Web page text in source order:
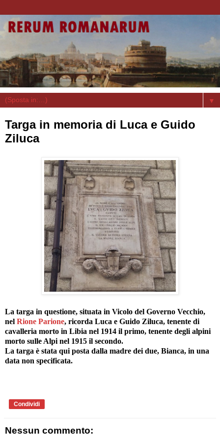
▼
Targa in memoria di Luca e Guido
Ziluca
La targa in questione, situata in Vicolo del Governo Vecchio,
nel Rione Parione, ricorda Luca e Guido Ziluca, tenente di
cavalleria morto in Libia nel 1914 il primo, tenente degli alpini
morto sulle Alpi nel 1915 il secondo.
La targa è stata qui posta dalla madre dei due, Bianca, in una
data non specificata.
Condividi
Nessun commento: